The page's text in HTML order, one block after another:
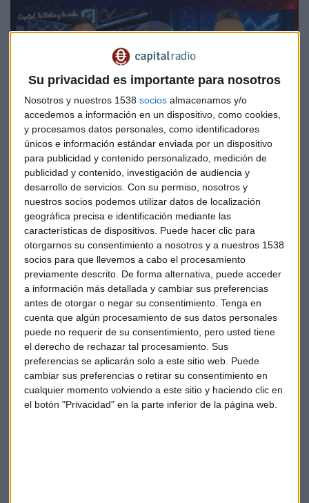
Su privacidad es importante para nosotros
Nosotros y nuestros 1538 socios almacenamos y/o
accedemos a información en un dispositivo, como cookies,
y procesamos datos personales, como identificadores
únicos e información estándar enviada por un dispositivo
para publicidad y contenido personalizado, medición de
publicidad y contenido, investigación de audiencia y
desarrollo de servicios. Con su permiso, nosotros y
nuestros socios podemos utilizar datos de localización
geográfica precisa e identificación mediante las
características de dispositivos. Puede hacer clic para
otorgarnos su consentimiento a nosotros y a nuestros 1538
socios para que llevemos a cabo el procesamiento
previamente descrito. De forma alternativa, puede acceder
a información más detallada y cambiar sus preferencias
antes de otorgar o negar su consentimiento. Tenga en
cuenta que algún procesamiento de sus datos personales
puede no requerir de su consentimiento, pero usted tiene
el derecho de rechazar tal procesamiento. Sus
preferencias se aplicarán solo a este sitio web. Puede
cambiar sus preferencias o retirar su consentimiento en
cualquier momento volviendo a este sitio y haciendo clic en
el botón "Privacidad" en la parte inferior de la página web.
CONSULTORIO
Un “valor fantástico” en el mercado español, para
Iturralde
Sandra Torrecillas
CONSULTORIO DE BOLSA
El título "preferido" de Alfayate para invertir este